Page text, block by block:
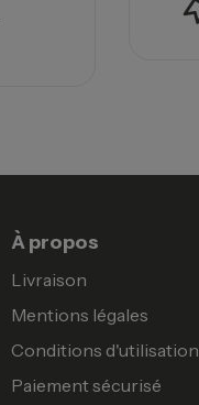
À propos
Livraison
Mentions légales
Conditions d'utilisation
Paiement sécurisé